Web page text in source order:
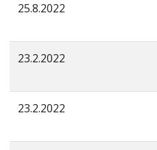
25.8.2022
23.2.2022
23.2.2022